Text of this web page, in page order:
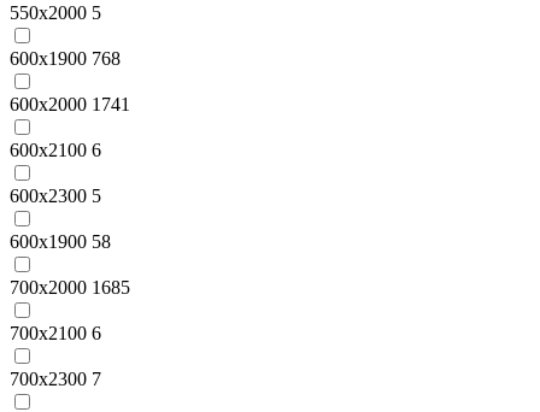
550x2000 5
600x1900 768
600x2000 1741
600x2100 6
600x2300 5
600х1900 58
700x2000 1685
700x2100 6
700x2300 7